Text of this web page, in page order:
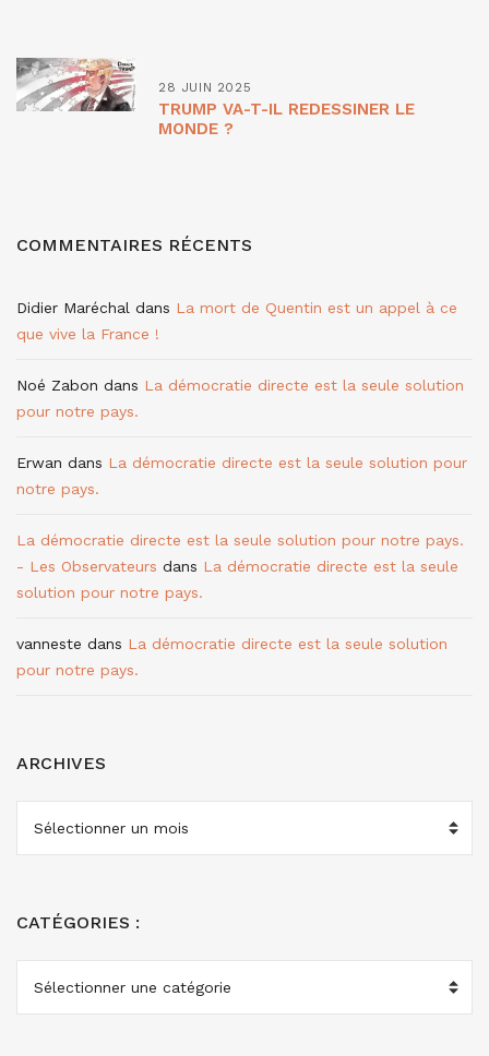
28 JUIN 2025
TRUMP VA-T-IL REDESSINER LE
MONDE ?
COMMENTAIRES RÉCENTS
Didier Maréchal dans La mort de Quentin est un appel à ce
que vive la France !
Noé Zabon dans La démocratie directe est la seule solution
pour notre pays.
Erwan dans La démocratie directe est la seule solution pour
notre pays.
La démocratie directe est la seule solution pour notre pays.
- Les Observateurs dans La démocratie directe est la seule
solution pour notre pays.
vanneste dans La démocratie directe est la seule solution
pour notre pays.
ARCHIVES
CATÉGORIES :